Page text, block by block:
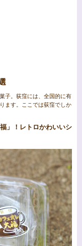
子。荻窪には、全国的に有
ます。ここでは荻窪でしか
」！レトロかわいいシ